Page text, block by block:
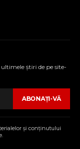
ştiri de pe site-
ABONAŢI-VĂ
şi conţinutului